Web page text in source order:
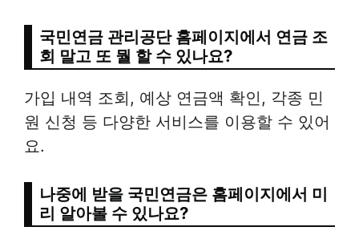
국민연금 관리공단 홈페이지에서 연금 조
회 말고 또 뭘 할 수 있나요?
가입 내역 조회, 예상 연금액 확인, 각종 민
원 신청 등 다양한 서비스를 이용할 수 있어
요.
나중에 받을 국민연금은 홈페이지에서 미
리 알아볼 수 있나요?